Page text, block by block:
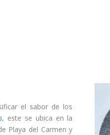
el sabor de los
, este se ubica en la
Playa del Carmen y